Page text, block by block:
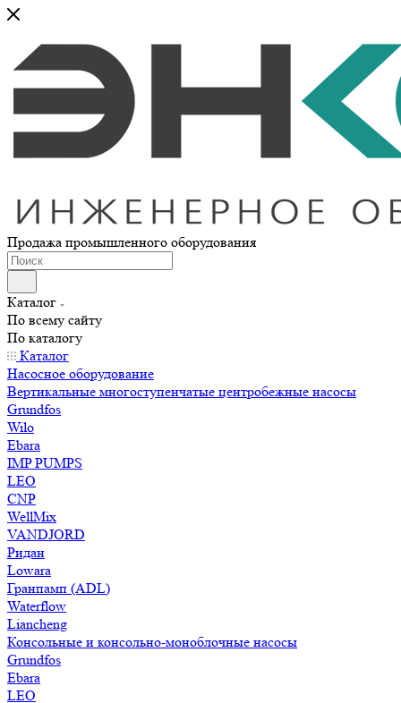
Продажа промышленного оборудования
Каталог
По всему сайту
По каталогу
Каталог
Насосное оборудование
Вертикальные многоступенчатые центробежные насосы
Grundfos
Wilo
Ebara
IMP PUMPS
LEO
CNP
WellMix
VANDJORD
Ридан
Lowara
Гранпамп (ADL)
Waterflow
Liancheng
Консольные и консольно-моноблочные насосы
Grundfos
Ebara
LEO